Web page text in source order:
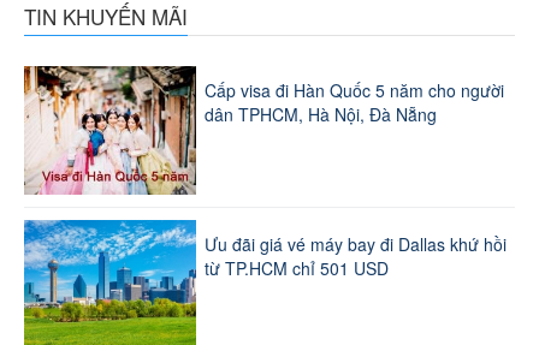
TIN KHUYẾN MÃI
Cấp visa đi Hàn Quốc 5 năm cho người
dân TPHCM, Hà Nội, Đà Nẵng
Ưu đãi giá vé máy bay đi Dallas khứ hồi
từ TP.HCM chỉ 501 USD